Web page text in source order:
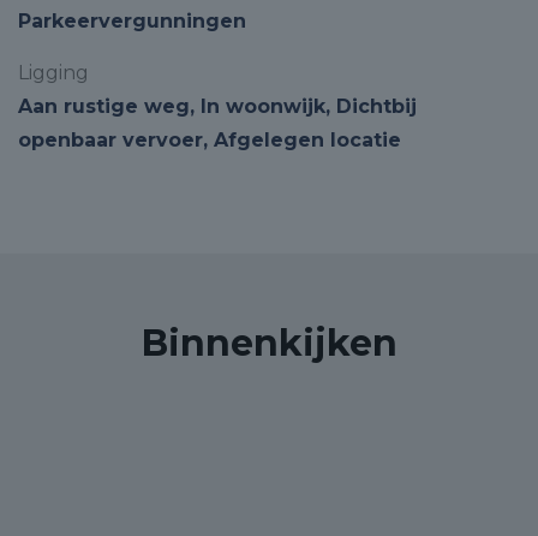
Parkeervergunningen
Ligging
Aan rustige weg, In woonwijk, Dichtbij
openbaar vervoer, Afgelegen locatie
Binnenkijken